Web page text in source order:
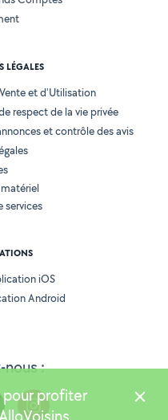
nous :
LÉGALES
et d'Utilisation
respect de la vie privée
et contrôle des avis
services
iOS
Android
profiter